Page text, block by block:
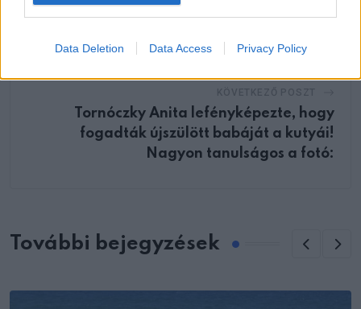
Data Deletion Data Access Privacy Policy
Tornóczky Anita lefényképezte, hogy
fogadták újszülött babáját a kutyái!
Nagyon tanulságos a fotó:
További bejegyzések